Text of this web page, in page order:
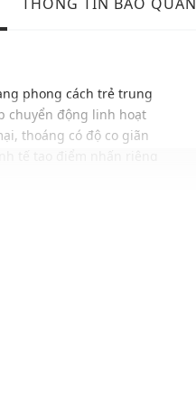
phong cách trẻ trung
chuyển động linh hoạt
thoáng có độ co giãn